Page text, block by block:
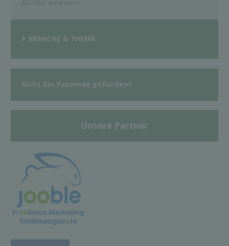
BRANCHE & THEMA
Nicht das Passende gefunden?
Unsere Partner